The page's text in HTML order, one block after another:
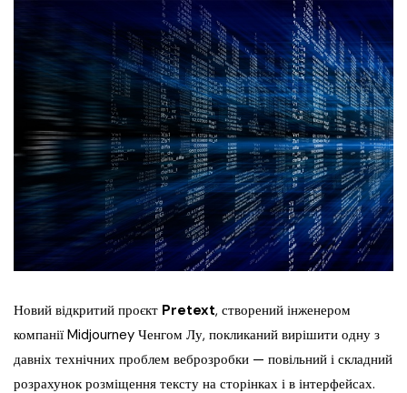
Новий відкритий проєкт Pretext, створений інженером
компанії Midjourney Ченгом Лу, покликаний вирішити одну з
давніх технічних проблем веброзробки — повільний і складний
розрахунок розміщення тексту на сторінках і в інтерфейсах.